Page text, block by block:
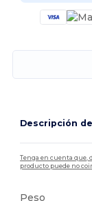
Descripción
Tenga en cuenta que,
producto puede no
Peso